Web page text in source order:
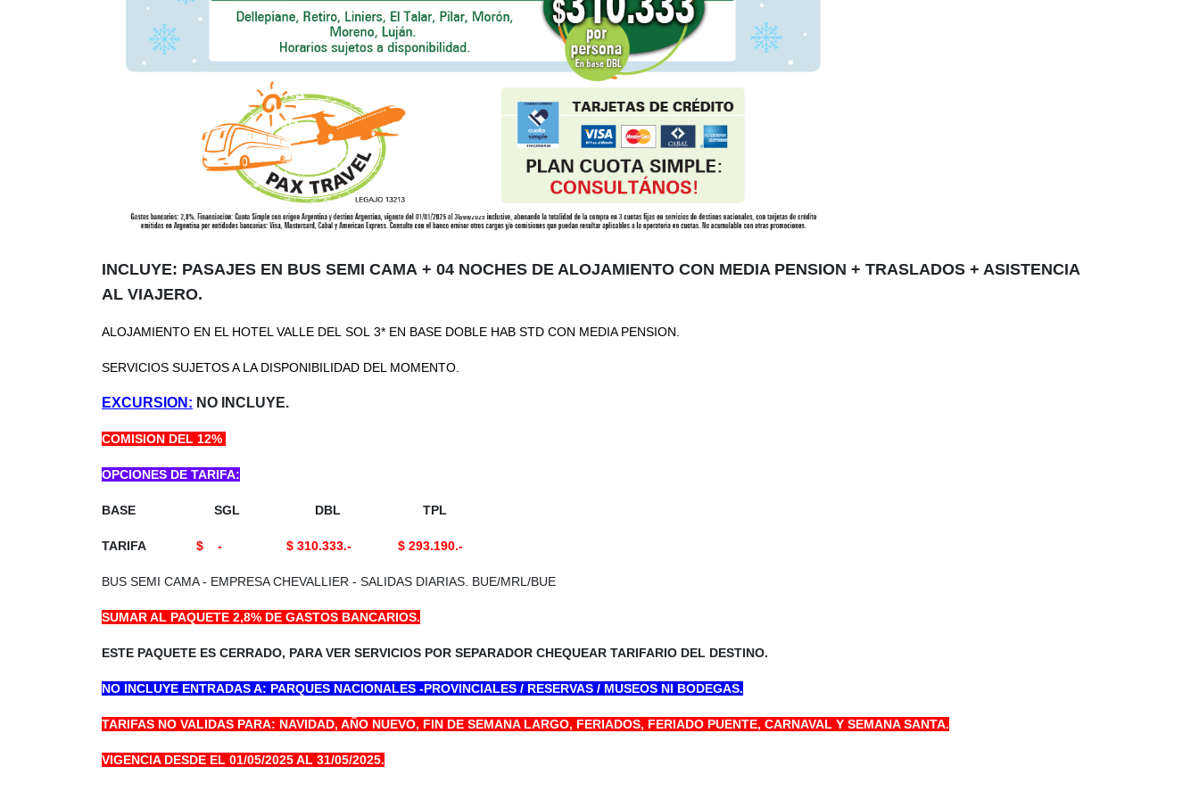
INCLUYE: PASAJES EN BUS SEMI CAMA + 04 NOCHES DE ALOJAMIENTO CON MEDIA PENSION + TRASLADOS + ASISTENCIA
AL VIAJERO.
ALOJAMIENTO EN EL HOTEL VALLE DEL SOL 3* EN BASE DOBLE HAB STD CON MEDIA PENSION.
SERVICIOS SUJETOS A LA DISPONIBILIDAD DEL MOMENTO.
EXCURSION: NO INCLUYE.
COMISION DEL 12%
OPCIONES DE TARIFA:
BASE SGL DBL TPL
TARIFA $ - $ 310.333.- $ 293.190.-
BUS SEMI CAMA - EMPRESA CHEVALLIER - SALIDAS DIARIAS. BUE/MRL/BUE
SUMAR AL PAQUETE 2,8% DE GASTOS BANCARIOS.
ESTE PAQUETE ES CERRADO, PARA VER SERVICIOS POR SEPARADOR CHEQUEAR TARIFARIO DEL DESTINO.
NO INCLUYE ENTRADAS A: PARQUES NACIONALES -PROVINCIALES / RESERVAS / MUSEOS NI BODEGAS.
TARIFAS NO VALIDAS PARA: NAVIDAD, AÑO NUEVO, FIN DE SEMANA LARGO, FERIADOS, FERIADO PUENTE, CARNAVAL Y SEMANA SANTA.
VIGENCIA DESDE EL 01/05/2025 AL 31/05/2025.